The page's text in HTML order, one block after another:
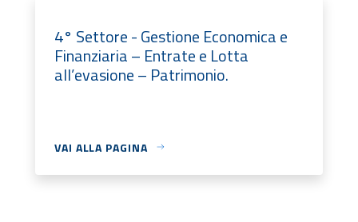
4° Settore - Gestione Economica e
Finanziaria – Entrate e Lotta
all’evasione – Patrimonio.
VAI ALLA PAGINA